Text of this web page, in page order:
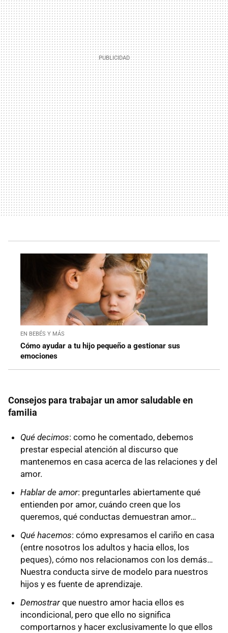
EN BEBÉS Y MÁS
Cómo ayudar a tu hijo pequeño a gestionar sus
emociones
Consejos para trabajar un amor saludable en
familia
Qué decimos: como he comentado, debemos
prestar especial atención al discurso que
mantenemos en casa acerca de las relaciones y del
amor.
Hablar de amor: preguntarles abiertamente qué
entienden por amor, cuándo creen que los
queremos, qué conductas demuestran amor…
Qué hacemos: cómo expresamos el cariño en casa
(entre nosotros los adultos y hacia ellos, los
peques), cómo nos relacionamos con los demás…
Nuestra conducta sirve de modelo para nuestros
hijos y es fuente de aprendizaje.
Demostrar que nuestro amor hacia ellos es
incondicional, pero que ello no significa
comportarnos y hacer exclusivamente lo que ellos